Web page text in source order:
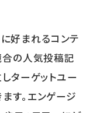
好まれるコンテ
合の人気投稿記
ターゲットユー
す。エンゲージ